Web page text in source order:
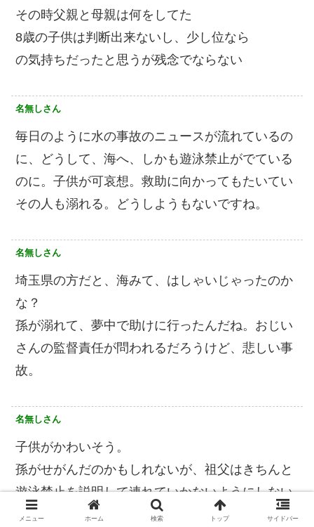
その時父親と母親は何をしてた
8歳の子供は判断出来ないし、少し位なら
の気持ちだったと思うが残念でならない
名無しさん
毎日のように水の事故のニュースが流れているの
に、どうして、海へ、しかも遊泳禁止がでている
のに。子供が可哀想。救助に向かってもたいてい
その人も溺れる。どうしようもないですね。
名無しさん
埼玉県の方だと、海みて、はしゃいじゃったのか
な？
孫が溺れて、夢中で助けに行ったんだね。おじい
さんの監督責任が問われるだろうけど、悲しい事
故。
名無しさん
子供がかわいそう。
孫がせがんだのかもしれないが、祖父はきちんと
遊泳禁止を説明して連れていかないようにしない
と。
メニュー ホーム 検索 トップ サイドバー